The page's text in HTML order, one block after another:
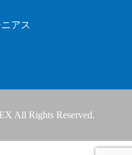
アス
All Rights Reserved.